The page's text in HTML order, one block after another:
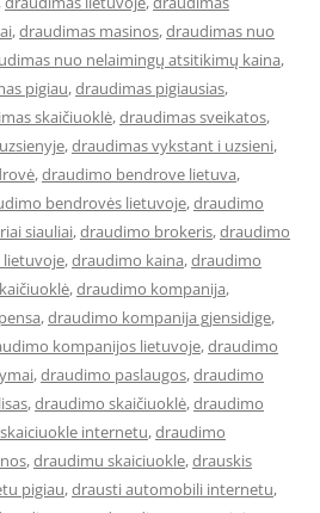
,draudimas masinos,draudimas nuo
nuo nelaimingų atsitikimų kaina,
pigiau,draudimas pigiausias,
skaičiuoklė,draudimas sveikatos,
,draudimas vykstant i uzsieni,
,draudimo bendrove lietuva,
bendrovės lietuvoje,draudimo
siauliai,draudimo brokeris,draudimo
,draudimo kaina,draudimo
,draudimo kompanija,
,draudimo kompanija gjensidige,
kompanijos lietuvoje,draudimo
,draudimo paslaugos,draudimo
,draudimo skaičiuoklė,draudimo
internetu,draudimo
,draudimu skaiciuokle,drauskis
pigiau,drausti automobili internetu,